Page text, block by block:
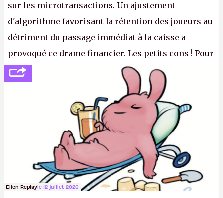
sur les microtransactions. Un ajustement
d'algorithme favorisant la rétention des joueurs au
détriment du passage immédiat à la caisse a
provoqué ce drame financier. Les petits cons ! Pour
se consoler, le PDG David Baszucki peut compter
sur le déblocage du jeu en Russie et l'explosion des
joueurs majeurs (+32 %). L'avenir appartient donc
aux adultes, qui ne sont jamais que des enfants
avec du pouvoir d'achat.P.
Ellen Replayle 12 juillet 2026